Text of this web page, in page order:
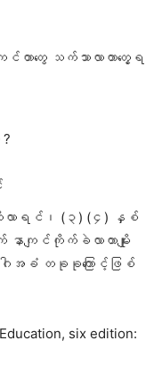
ာတွေ သက်သာလာတာတွေ့ရ
ာရင်၊ (၃) (၄) နှစ်
ာကျင်ကိုက်ခဲလာတာမျိုး
ဂါအခံ တခုခုကြောင့်ဖြစ်
six edition: